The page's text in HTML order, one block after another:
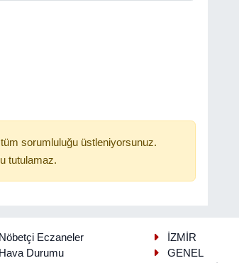
sorumluluğu üstleniyorsunuz.
tutulamaz.
Eczaneler
Durumu
İZMİR
GENEL